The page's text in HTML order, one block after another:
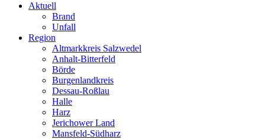
Aktuell
Brand
Unfall
Region
Altmarkkreis Salzwedel
Anhalt-Bitterfeld
Börde
Burgenlandkreis
Dessau-Roßlau
Halle
Harz
Jerichower Land
Mansfeld-Südharz